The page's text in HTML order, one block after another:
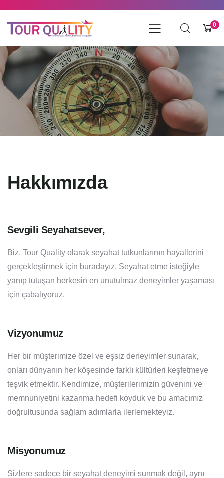
0
Hakkımızda
Sevgili Seyahatsever,
Biz, Tour Quality olarak seyahat tutkunlarının hayallerini
gerçekleştirmek için buradayız. Seyahat etme isteğiyle
yanıp tutuşan herkesin en unutulmaz deneyimler yaşaması
için çabalıyoruz.
Vizyonumuz
Her bir müşterimize özel ve eşsiz deneyimler sunarak,
onları dünyanın her köşesinde farklı kültürleri keşfetmeye
teşvik etmektir. Kendimize, müşterilerimizin güvenini ve
memnuniyetini kazanma hedefi koyduk ve bu amacımız
doğrultusunda sağlam adımlarla ilerlemekteyiz.
Misyonumuz
Sizlere sadece bir seyahat deneyimi sunmak değil, aynı